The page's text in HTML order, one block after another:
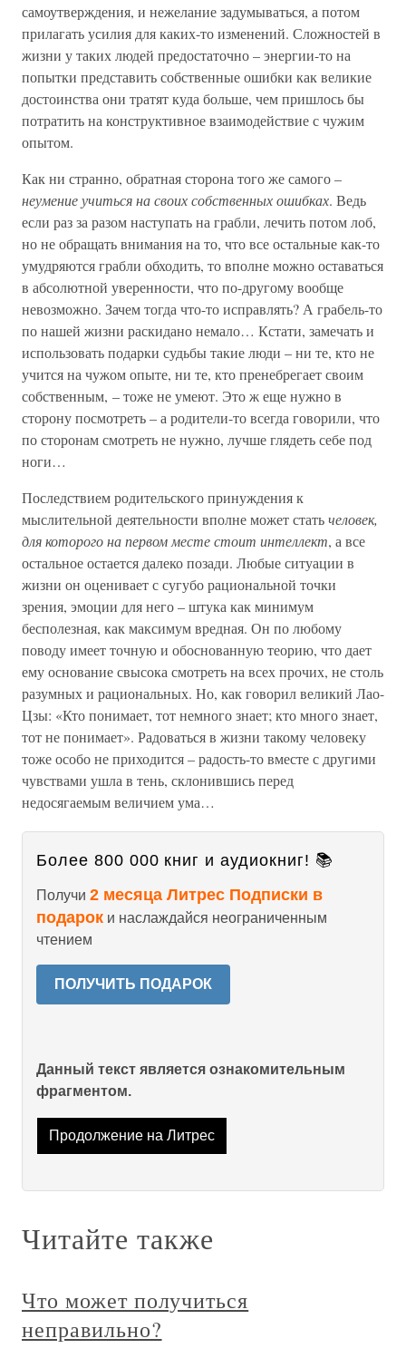
самоутверждения, и нежелание задумываться, а потом
прилагать усилия для каких-то изменений. Сложностей в
жизни у таких людей предостаточно – энергии-то на
попытки представить собственные ошибки как великие
достоинства они тратят куда больше, чем пришлось бы
потратить на конструктивное взаимодействие с чужим
опытом.
Как ни странно, обратная сторона того же самого –
неумение учиться на своих собственных ошибках. Ведь
если раз за разом наступать на грабли, лечить потом лоб,
но не обращать внимания на то, что все остальные как-то
умудряются грабли обходить, то вполне можно оставаться
в абсолютной уверенности, что по-другому вообще
невозможно. Зачем тогда что-то исправлять? А грабель-то
по нашей жизни раскидано немало… Кстати, замечать и
использовать подарки судьбы такие люди – ни те, кто не
учится на чужом опыте, ни те, кто пренебрегает своим
собственным, – тоже не умеют. Это ж еще нужно в
сторону посмотреть – а родители-то всегда говорили, что
по сторонам смотреть не нужно, лучше глядеть себе под
ноги…
Последствием родительского принуждения к
мыслительной деятельности вполне может статьчеловек,
для которого на первом месте стоит интеллект, а все
остальное остается далеко позади. Любые ситуации в
жизни он оценивает с сугубо рациональной точки
зрения, эмоции для него – штука как минимум
бесполезная, как максимум вредная. Он по любому
поводу имеет точную и обоснованную теорию, что дает
ему основание свысока смотреть на всех прочих, не столь
разумных и рациональных. Но, как говорил великий Лао-
Цзы: «Кто понимает, тот немного знает; кто много знает,
тот не понимает». Радоваться в жизни такому человеку
тоже особо не приходится – радость-то вместе с другими
чувствами ушла в тень, склонившись перед
недосягаемым величием ума…
Более 800 000 книг и аудиокниг! 📚
Получи 2 месяца Литрес Подписки в
подарок и наслаждайся неограниченным
чтением
ПОЛУЧИТЬ ПОДАРОК
Данный текст является ознакомительным
фрагментом.
Продолжение на Литрес
Читайте также
Что может получиться
неправильно?